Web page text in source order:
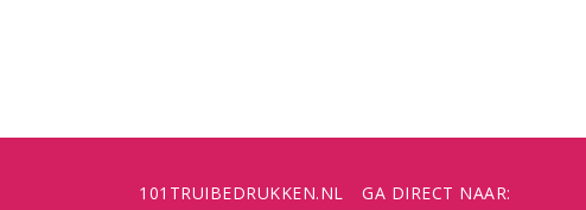
101TRUIBEDRUKKEN.NL GA DIRECT NAAR: